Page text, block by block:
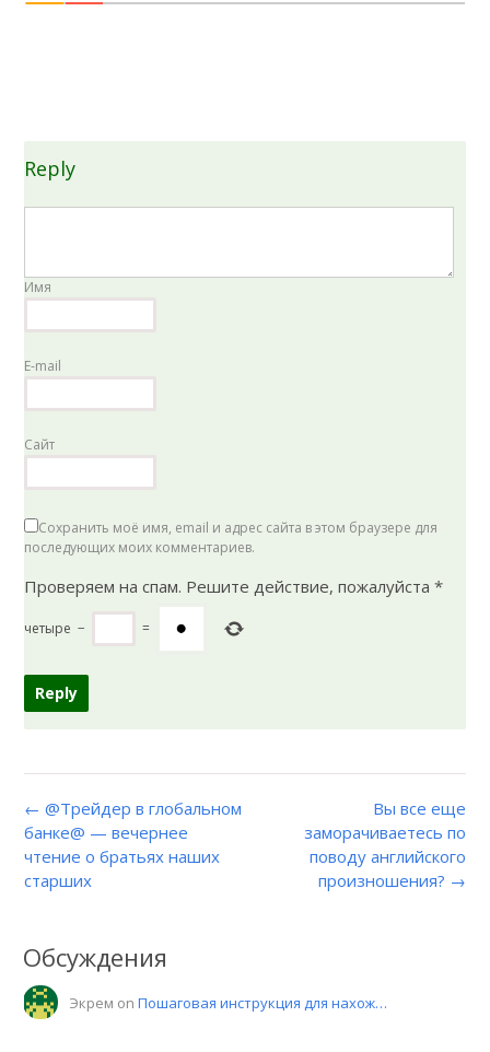
Reply
Имя
E-mail
Сайт
Сохранить моё имя, email и адрес сайта в этом браузере для
последующих моих комментариев.
Проверяем на спам. Решите действие, пожалуйста *
четыре − =
← @Трейдер в глобальном
банке@ — вечернее
чтение о братьях наших
старших
Вы все еще
заморачиваетесь по
поводу английского
произношения? →
Обсуждения
Экрем onПошаговая инструкция для нахож…